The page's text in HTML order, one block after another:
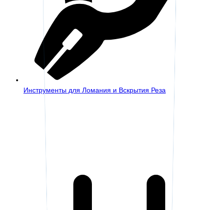
Инструменты для Ломания и Вскрытия Реза